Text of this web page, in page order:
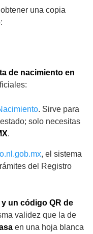
una copia
de nacimiento en
. Sirve para
solo necesitas
.
, el sistema
del Registro
un código QR de
validez que la de
en una hoja blanca